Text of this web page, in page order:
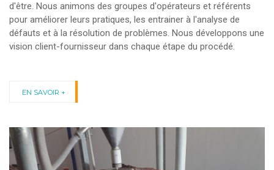
d'être. Nous animons des groupes d'opérateurs et référents
pour améliorer leurs pratiques, les entrainer à l'analyse de
défauts et à la résolution de problèmes. Nous développons une
vision client-fournisseur dans chaque étape du procédé.
EN SAVOIR +